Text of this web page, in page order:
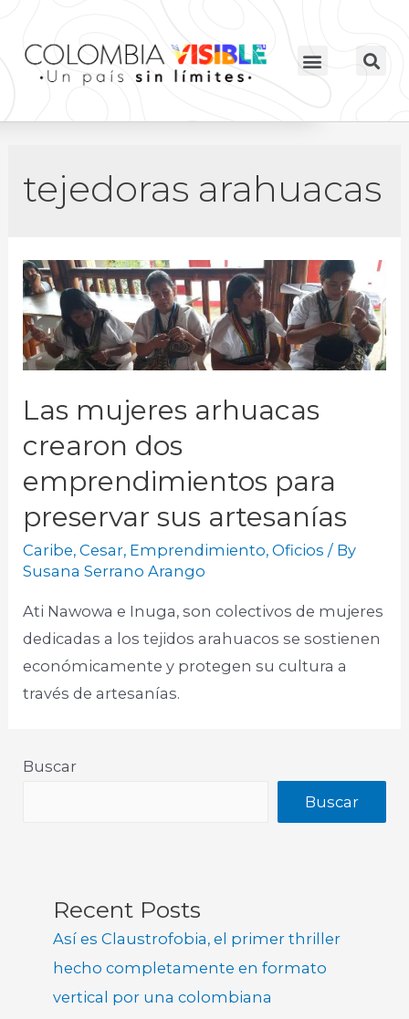
tejedoras arahuacas
Las mujeres arhuacas
crearon dos
emprendimientos para
preservar sus artesanías
Caribe,Cesar, Emprendimiento,Oficios / By
Susana Serrano Arango
Ati Nawowa e Inuga, son colectivos de mujeres
dedicadas a los tejidos arahuacos se sostienen
económicamente y protegen su cultura a
través de artesanías.​
Buscar
Buscar
Recent Posts
Así es Claustrofobia, el primer thriller
hecho completamente en formato
vertical por una colombiana